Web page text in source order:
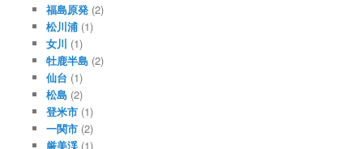
福島原発(2)
松川浦(1)
女川 (1)
牡鹿半島(2)
仙台 (1)
松島(2)
登米市(1)
一関市(2)
厳美渓(1)